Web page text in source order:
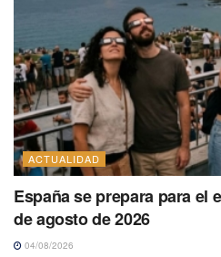
ACTUALIDAD
España se prepara para el
de agosto de 2026
04/08/2026